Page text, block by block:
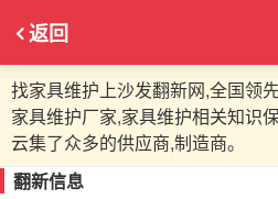
返回
找家具维护上沙发翻新网,全国领
家具维护厂家,家具维护相关知识
云集了众多的供应商,制造商。
翻新信息